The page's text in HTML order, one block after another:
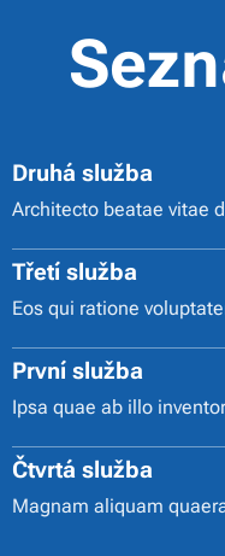
Druhá služba
Architecto beatae vitae
Třetí služba
Eos qui ratione
První služba
Ipsa quae ab illo
Čtvrtá služba
Magnam aliquam